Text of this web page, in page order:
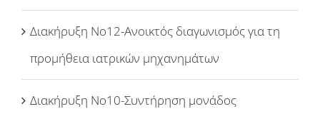
Διακήρυξη Νο12-Ανοικτός διαγωνισμός για τη
προμήθεια ιατρικών μηχανημάτων
Διακήρυξη Νο10-Συντήρηση μονάδος